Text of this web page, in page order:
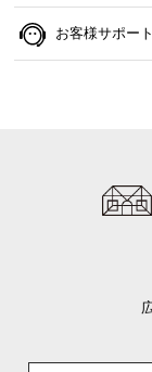
お客様サポート